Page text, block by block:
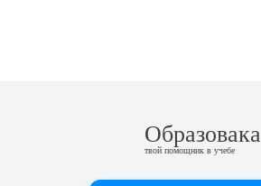
Образовака
твой помощник в учебе